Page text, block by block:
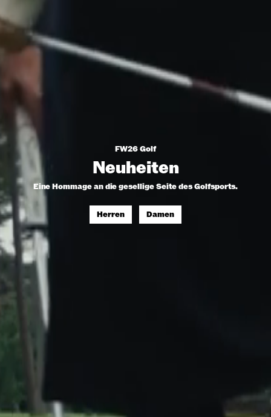
FW26 Golf
Neuheiten
Eine Hommage an die gesellige Seite des Golfsports.
Herren Damen